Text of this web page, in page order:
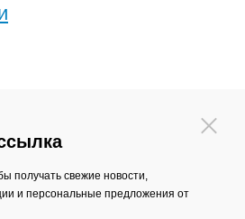
получать свежие новости,
и персональные предложения от